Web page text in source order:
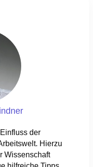
der
Hierzu
Wissenschaft